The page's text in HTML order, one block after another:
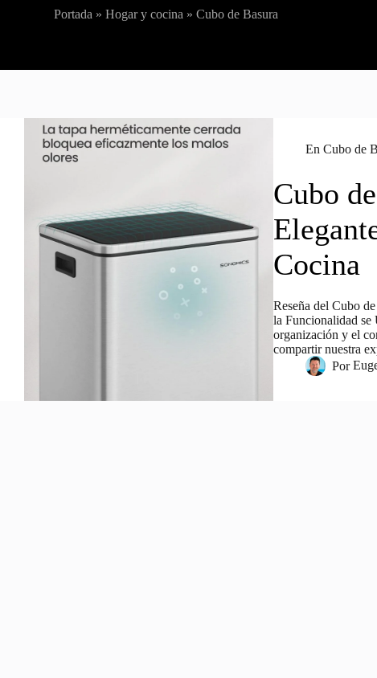
Portada »Hogar y cocina »Cubo de Basura
En Cubo de
Cubo
Cocina
Reseña del Cubo
la Funcionalidad se
organización y el
compartir nuestra
Por